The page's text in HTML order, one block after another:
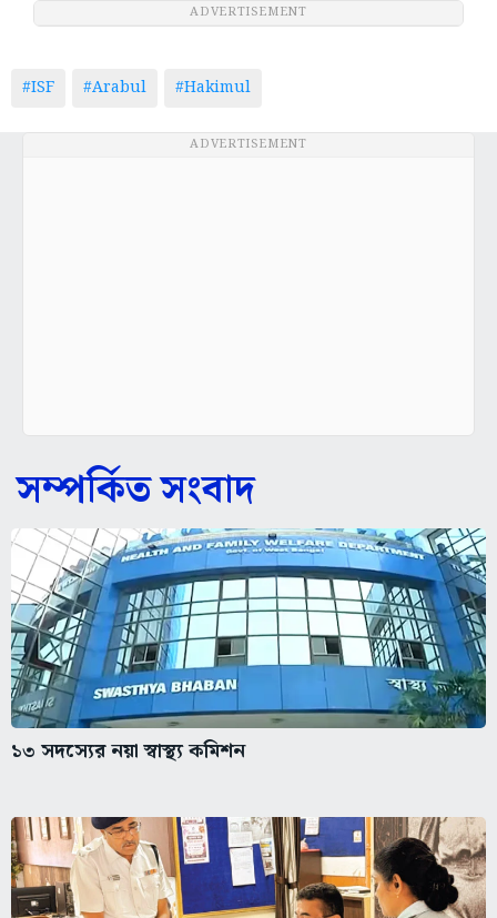
ADVERTISEMENT
#ISF #Arabul #Hakimul
ADVERTISEMENT
সম্পর্কিত সংবাদ
১৩ সদস্যের নয়া স্বাস্থ্য কমিশন